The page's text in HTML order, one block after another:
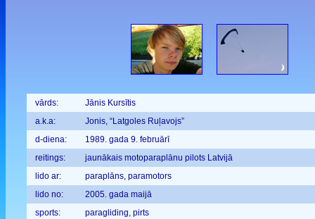
vārds:
Jānis Kursītis
a.k.a:
Jonis, “Latgoles Ruļavojs”
d-diena:
1989. gada 9. februārī
reitings:
jaunākais motoparaplānu pilots Latvijā
lido ar:
paraplāns, paramotors
lido no:
2005. gada maijā
sports:
paragliding, pirts